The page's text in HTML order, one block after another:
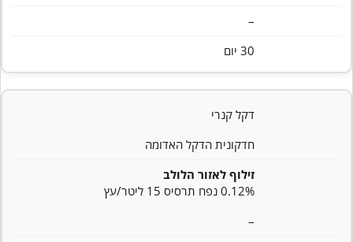
–
30 יום
דקל קנרי
חדקונית הדקל האדומה
זילוף לאזור הלולב
0.12% נפח תרסיס 15 ליטר/עץ
–